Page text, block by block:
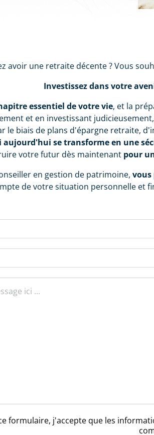
avoir une retraite décente ? Vous
Investissez dans votre
essentiel de votre vie, et la
et en investissant
le biais de plans d'épargne retraite,
aujourd'hui se transforme en une
votre futur dès maintenant pour
en gestion de patrimoine, vous
de votre situation personnelle et
formulaire, j'accepte que les